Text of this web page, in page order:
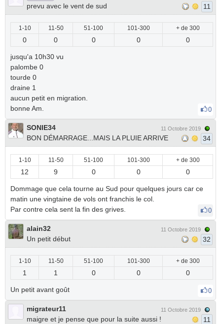
prevu avec le vent de sud
11
1-10 11-50 51-100 101-300 + de 300
0 0 0 0 0
jusqu'a 10h30 vu
palombe 0
tourde 0
draine 1
aucun petit en migration.
bonne Am.
0
SONIE34
BON DÉMARRAGE...MAIS LA PLUIE ARRIVE
11 Octobre 2019
34
1-10 11-50 51-100 101-300 + de 300
12 9 0 0 0
Dommage que cela tourne au Sud pour quelques jours car ce
matin une vingtaine de vols ont franchis le col.
Par contre cela sent la fin des grives.
0
alain32
Un petit début
11 Octobre 2019
32
1-10 11-50 51-100 101-300 + de 300
1 1 0 0 0
Un petit avant goût 0
migrateur11
maigre et je pense que pour la suite aussi !
11 Octobre 2019
11